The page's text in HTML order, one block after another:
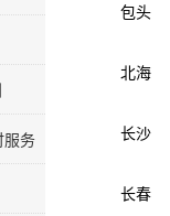
服务
包头
北海
长沙
长春